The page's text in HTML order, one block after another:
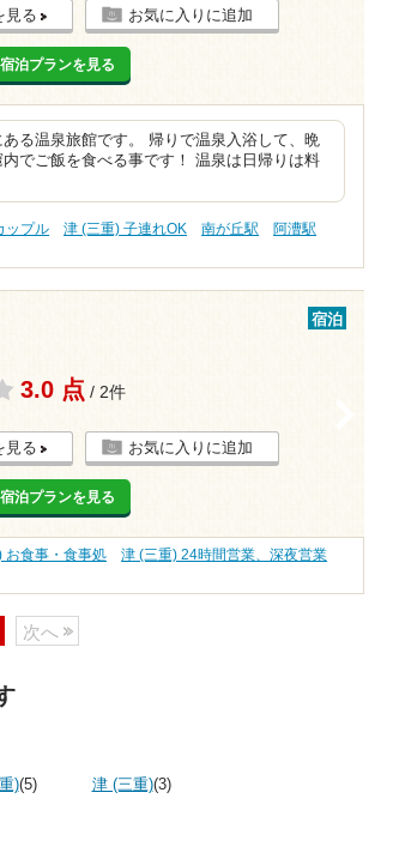
見る お気に入りに追加
泊プランを見る
る温泉旅館です。 帰りで温泉入浴して、晩
でご飯を食べる事です！ 温泉は日帰りは料
ップル 津 (三重) 子連れOK 南が丘駅
阿漕駅
宿泊
3.0 点 / 2件
見る お気に入りに追加
泊プランを見る
お食事・食事処
津 (三重) 24時間営業、深夜営業
次へ
)(5) 津 (三重)(3)